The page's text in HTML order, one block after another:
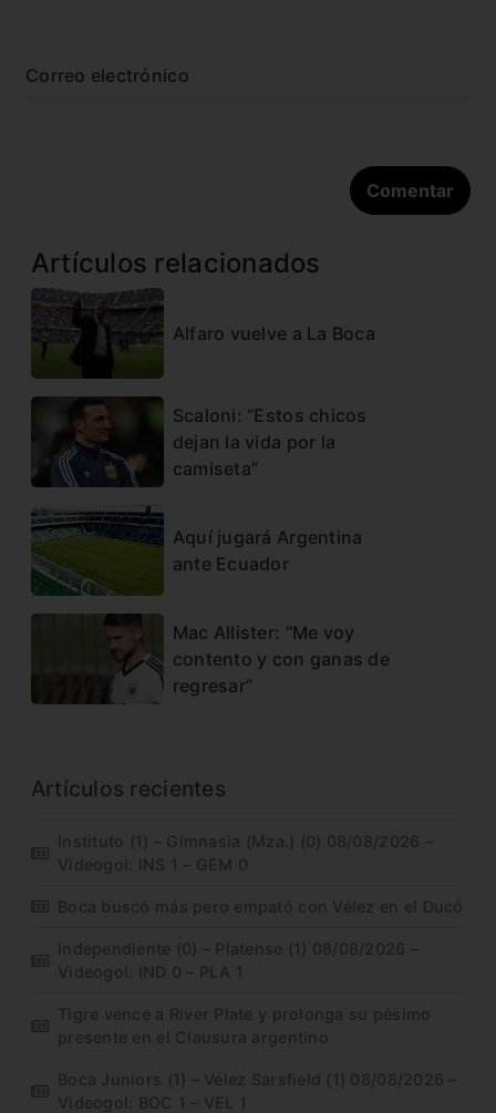
Correo electrónico
Artículos relacionados
Alfaro vuelve a La Boca
Scaloni: “Estos chicos
dejan la vida por la
camiseta”
Aquí jugará Argentina
ante Ecuador
Mac Allister: “Me voy
contento y con ganas de
regresar”
Artículos recientes
Instituto (1) – Gimnasia (Mza.) (0) 08/08/2026 –
Videogol: INS 1 – GEM 0
Boca buscó más pero empató con Vélez en el Ducó
Independiente (0) – Platense (1) 08/08/2026 –
Videogol: IND 0 – PLA 1
Tigre vence a River Plate y prolonga su pésimo
presente en el Clausura argentino
Boca Juniors (1) – Vélez Sarsfield (1) 08/08/2026 –
Videogol: BOC 1 – VEL 1